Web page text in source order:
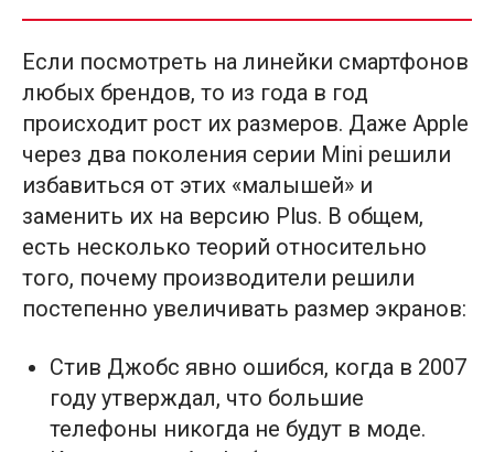
Если посмотреть на линейки смартфонов
любых брендов, то из года в год
происходит рост их размеров. Даже Apple
через два поколения серии Mini решили
избавиться от этих «малышей» и
заменить их на версию Plus. В общем,
есть несколько теорий относительно
того, почему производители решили
постепенно увеличивать размер экранов:
Стив Джобс явно ошибся, когда в 2007
году утверждал, что большие
телефоны никогда не будут в моде.